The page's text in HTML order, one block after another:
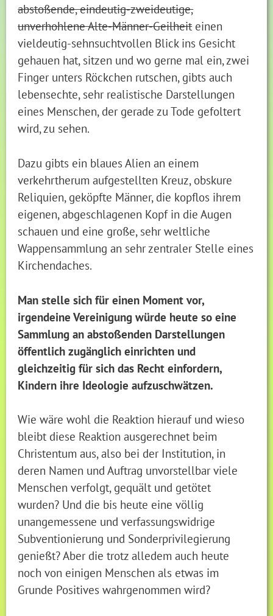
abstoßende, eindeutig-zweideutige,
unverhohlene Alte-Männer-Geilheiteinen
vieldeutig-sehnsuchtvollen Blick ins Gesicht
gehauen hat, sitzen und wo gerne mal ein, zwei
Finger unters Röckchen rutschen, gibts auch
lebensechte, sehr realistische Darstellungen
eines Menschen, der gerade zu Tode gefoltert
wird, zu sehen.
Dazu gibts ein blaues Alien an einem
verkehrtherum aufgestellten Kreuz, obskure
Reliquien, geköpfte Männer, die kopflos ihrem
eigenen, abgeschlagenen Kopf in die Augen
schauen und eine große, sehr weltliche
Wappensammlung an sehr zentraler Stelle eines
Kirchendaches.
Man stelle sich für einen Moment vor,
irgendeine Vereinigung würde heute so eine
Sammlung an abstoßenden Darstellungen
öffentlich zugänglich einrichten und
gleichzeitig für sich das Recht einfordern,
Kindern ihre Ideologie aufzuschwätzen.
Wie wäre wohl die Reaktion hierauf und wieso
bleibt diese Reaktion ausgerechnet beim
Christentum aus, also bei der Institution, in
deren Namen und Auftrag unvorstellbar viele
Menschen verfolgt, gequält und getötet
wurden? Und die bis heute eine völlig
unangemessene und verfassungswidrige
Subventionierung und Sonderprivilegierung
genießt? Aber die trotz alledem auch heute
noch von einigen Menschen als etwas im
Grunde Positives wahrgenommen wird?